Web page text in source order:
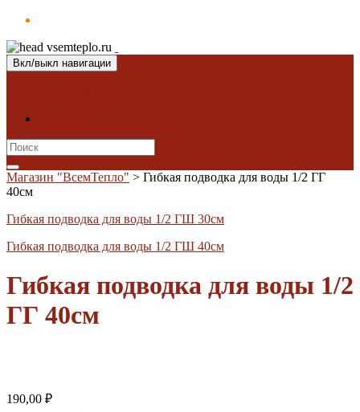
Вкл/выкл навигации
Search
for:
Магазин "ВсемТепло" > Гибкая подводка для воды 1/2 ГГ
40см
Гибкая подводка для воды 1/2 ГШ 30см
Гибкая подводка для воды 1/2 ГШ 40см
Гибкая подводка для воды 1/2
ГГ 40см
190,00 ₽